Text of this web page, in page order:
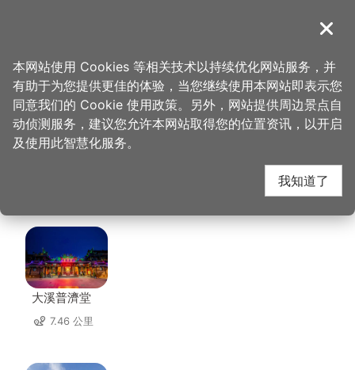
導覽
首页 > 想去的地方 > 美食、购物 > 福隆活鱼土鸡餐厅
福隆活鱼土鸡餐厅 周边
景点
大溪普濟堂
7.46 公里
关闭
本网站使用 Cookies 等相关技术以持续优化网站服务，并
有助于为您提供更佳的体验，当您继续使用本网站即表示您
同意我们的 Cookie 使用政策。另外，网站提供周边景点自
动侦测服务，建议您允许本网站取得您的位置资讯，以开启
及使用此智慧化服务。
我知道了